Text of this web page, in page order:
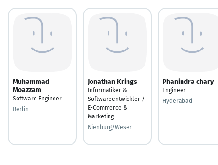
Muhammad
Moazzam
Software Engineer
Berlin
Jonathan Krings
Informatiker &
Softwareentwickler /
E-Commerce &
Marketing
Nienburg/Weser
Phanindra chary
Engineer
Hyderabad